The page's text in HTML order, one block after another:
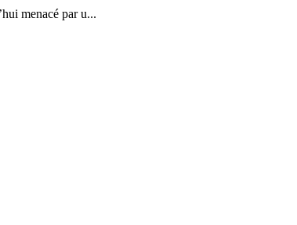
menacé par u...